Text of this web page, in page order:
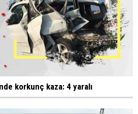
korkunç kaza: 4 yaralı